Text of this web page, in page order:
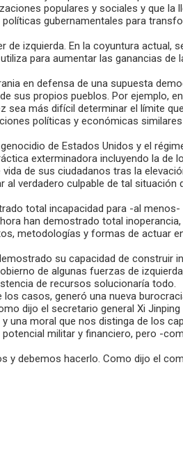
populares y sociales y que
gubernamentales para
izquierda. En la coyuntura
para aumentar las ganancias
en defensa de una supuesta
sus propios pueblos. Por ejemplo,
sea más difícil determinar el límite
políticas y económicas
de Estados Unidos y el
exterminadora incluyendo la
de sus ciudadanos tras la
verdadero culpable de tal situación
total incapacidad para -al
han demostrado total
metodologías y formas de actuar
su capacidad de
de algunas fuerzas de
de recursos solucionaría todo.
casos, generó una nueva
dijo el secretario general Xi
una moral que nos distinga de los
militar y financiero, pero -
debemos hacerlo. Como dijo el